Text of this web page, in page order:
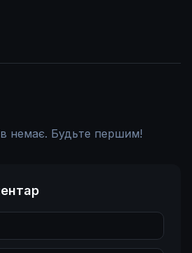
немає. Будьте першим!